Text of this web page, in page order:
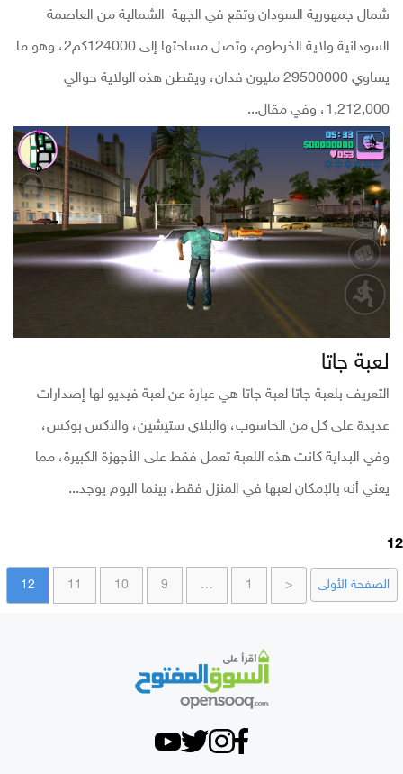
شمال جمهورية السودان وتقع في الجهة الشمالية من العاصمة
السودانية ولاية الخرطوم، وتصل مساحتها إلى 124000كم2، وهو ما
يساوي 29500000 مليون فدان، ويقطن هذه الولاية حوالي
1,212,000، وفي مقال...
لعبة جاتا
التعريف بلعبة جاتا لعبة جاتا هي عبارة عن لعبة فيديو لها إصدارات
عديدة على كل من الحاسوب، والبلاي ستيشين، والاكس بوكس،
وفي البداية كانت هذه اللعبة تعمل فقط على الأجهزة الكبيرة، مما
يعني أنه بالإمكان لعبها في المنزل فقط، بينما اليوم يوجد...
12
الصفحة الأولى <
1
…
9
10
11
12